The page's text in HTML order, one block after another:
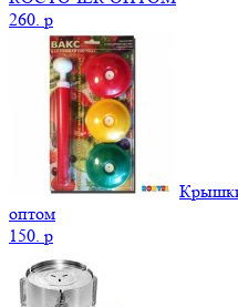
260. p
оптом
150. p